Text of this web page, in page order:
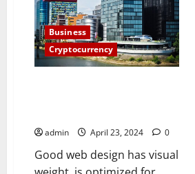
what
email
did
to
the
postal
industry
Business
Cryptocurrency
admin April 23, 2024 0
Good web design has visual